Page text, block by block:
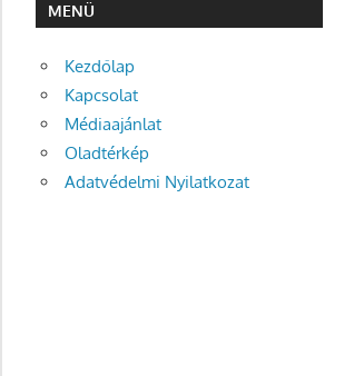
MENÜ
Kezdőlap
Kapcsolat
Médiaajánlat
Oladtérkép
Adatvédelmi Nyilatkozat